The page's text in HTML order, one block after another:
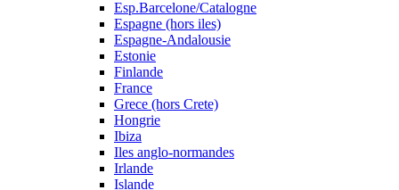
Esp.Barcelone/Catalogne
Espagne (hors iles)
Espagne-Andalousie
Estonie
Finlande
France
Grece (hors Crete)
Hongrie
Ibiza
Iles anglo-normandes
Irlande
Islande